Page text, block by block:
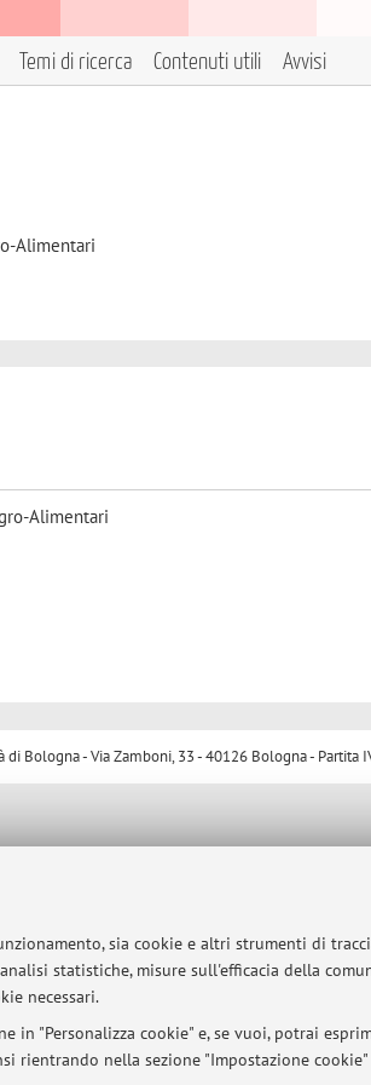
sia cookie e altri strumenti di
statistiche, misure sull'efficacia della
necessari.
"Personalizza cookie" e, se vuoi, potrai
rientrando nella sezione "Impostazione
Temi di ricerca Contenuti utili Avvisi
Alimentari
Alimentari
di Bologna - Via Zamboni, 33 - 40126 Bologna - Partita